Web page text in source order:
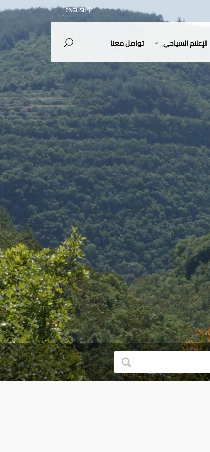
ENGLISH
الإعلام السياحي تواصل معنا